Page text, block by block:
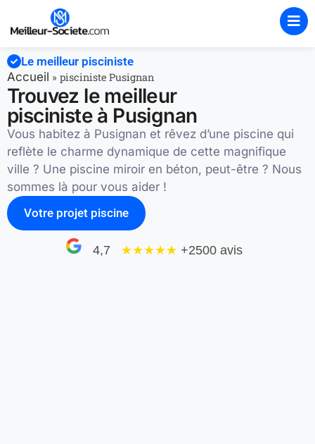
Le meilleur pisciniste
Accueil » pisciniste Pusignan
Trouvez le meilleur
pisciniste à Pusignan
Vous habitez à Pusignan et rêvez d’une piscine qui
reflète le charme dynamique de cette magnifique
ville ? Une piscine miroir en béton, peut-être ? Nous
sommes là pour vous aider !
Votre projet piscine
4,7 ★★★★★ +2500 avis